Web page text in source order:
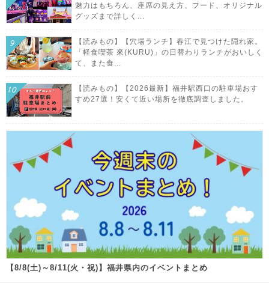
魅力はもちろん、座席の見え方、フード、オリジナル
グッズまで詳しく...
【読みもの】【穴場ランチ】春江で見つけた隠れ家。
「軽食喫茶 來(KURU)」の日替わりランチがおいしく
て、また食...
【読みもの】【2026最新】福井駅西口の駐車場おす
すめ27選！安くて近い場所を徹底調査しました。
【8/8(土)～8/11(火・祝)】福井県内のイベントまとめ